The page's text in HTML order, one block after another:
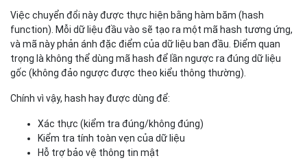
Việc chuyển đổi này được thực hiện bằng hàm băm (hash
function). Mỗi dữ liệu đầu vào sẽ tạo ra một mã hash tương ứng,
và mã này phản ánh đặc điểm của dữ liệu ban đầu. Điểm quan
trọng là không thể dùng mã hash để lần ngược ra đúng dữ liệu
gốc (không đảo ngược được theo kiểu thông thường).
Chính vì vậy, hash hay được dùng để:
Xác thực (kiểm tra đúng/không đúng)
Kiểm tra tính toàn vẹn của dữ liệu
Hỗ trợ bảo vệ thông tin mật